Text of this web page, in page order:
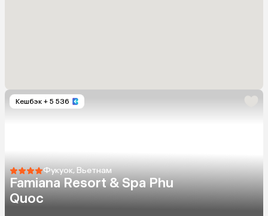
Кешбэк + 5 536
Фукуок, Вьетнам
Famiana Resort & Spa Phu
Quoc